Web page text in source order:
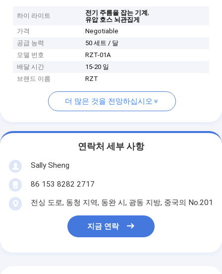
하이 라이트 전기 주름을 잡는 기계,
유압 호스 뇌관집게
가격
Negotiable
공급 능력
50 세트 / 달
모델 번호
RZT-01A
배달 시간
15-20 일
브랜드 이름
RZT
더 많은 것을 전망하십시오
연락처 세부 사항
Sally Sheng
86 153 8282 2717
전싱 도로, 동청 지역, 동완 시, 광동 지방, 중국의 No.201
지금 연락